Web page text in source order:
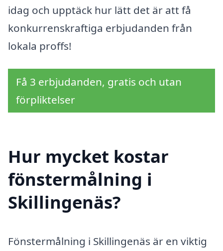
idag och upptäck hur lätt det är att få
konkurrenskraftiga erbjudanden från
lokala proffs!
Få 3 erbjudanden, gratis och utan
förpliktelser
Hur mycket kostar
fönstermålning i
Skillingenäs?
Fönstermålning i Skillingenäs är en viktig